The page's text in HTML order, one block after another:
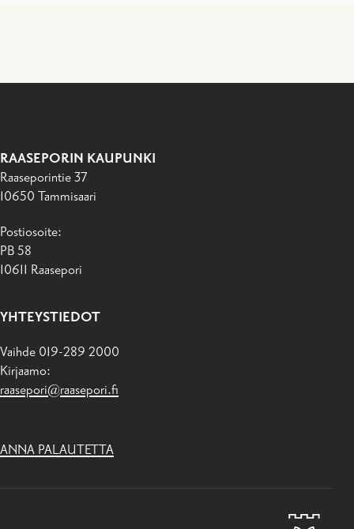
RAASEPORIN KAUPUNKI
Raaseporintie 37
10650 Tammisaari
Postiosoite:
PB 58
10611 Raasepori
YHTEYSTIEDOT
Vaihde 019-289 2000
Kirjaamo:
raasepori@raasepori.fi
ANNA PALAUTETTA